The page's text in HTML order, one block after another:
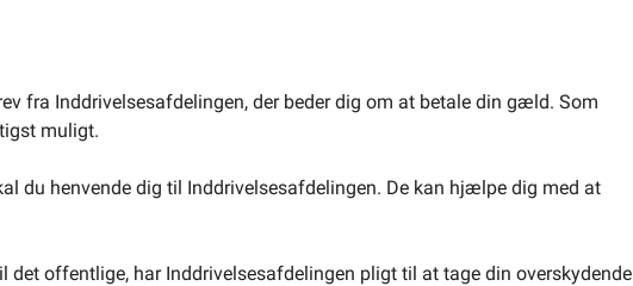
fra Inddrivelsesafdelingen, der beder dig om at betale din gæld. Som
muligt.
du henvende dig til Inddrivelsesafdelingen. De kan hjælpe dig med at
offentlige, har Inddrivelsesafdelingen pligt til at tage din overskydende